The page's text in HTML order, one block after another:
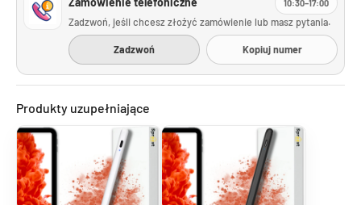
10:30–17:00
Zadzwoń, jeśli chcesz złożyć zamówienie lub masz pytania.
Zadzwoń Kopiuj numer
Produkty uzupełniające